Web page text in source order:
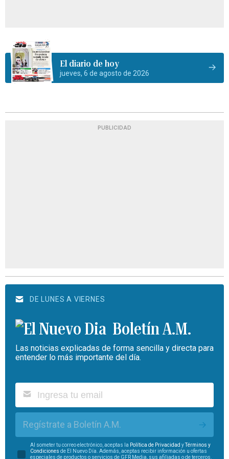
El diario de hoy
jueves, 6 de agosto de 2026
PUBLICIDAD
DE LUNES A VIERNES
Boletín A.M.
Las noticias explicadas de forma sencilla y directa para
entender lo más importante del día.
Regístrate a Boletín A.M.
Al someter tu correo electrónico, aceptas la Política de Privacidad yTérminos y
Condiciones de El Nuevo Día. Además, aceptas recibir información u ofertas
especiales de productos o servicios de GFR Media, sus afiliadas o de terceros.